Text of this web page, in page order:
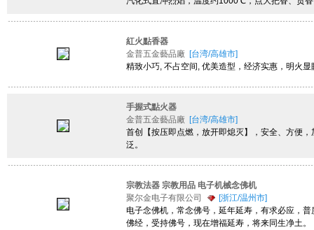
紅火點香器
金普五金藝品廠
[台湾/高雄市]
精致小巧, 不占空间, 优美造型，经济实惠，明火
手握式點火器
金普五金藝品廠
[台湾/高雄市]
首创【按压即点燃，放开即熄灭】，安全、方便
泛。
宗教法器 宗教用品 电子机械念佛机
聚尔金电子有限公司
[浙江/温州市]
电子念佛机，常念佛号，延年延寿，有求必应，
佛经，受持佛号，现在增福延寿，将来同生净土。